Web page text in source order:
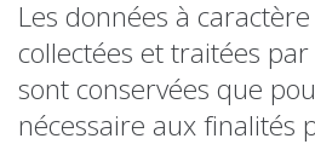
Les données à
collectées et traitées
sont conservées que
nécessaire aux finalités